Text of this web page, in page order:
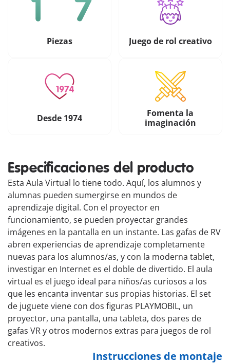
Piezas Juego de rol creativo
Desde 1974
Fomenta la
imaginación
Especificaciones del producto
Esta Aula Virtual lo tiene todo. Aquí, los alumnos y
alumnas pueden sumergirse en mundos de
aprendizaje digital. Con el proyector en
funcionamiento, se pueden proyectar grandes
imágenes en la pantalla en un instante. Las gafas de RV
abren experiencias de aprendizaje completamente
nuevas para los alumnos/as, y con la moderna tablet,
investigar en Internet es el doble de divertido. El aula
virtual es el juego ideal para niños/as curiosos a los
que les encanta inventar sus propias historias. El set
de juguete viene con dos figuras PLAYMOBIL, un
proyector, una pantalla, una tableta, dos pares de
gafas VR y otros modernos extras para juegos de rol
creativos.
Instrucciones de montaje